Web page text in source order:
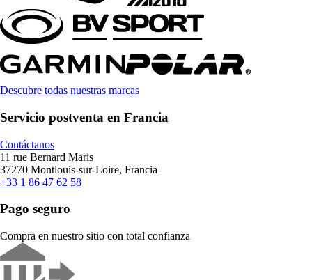
Descubre todas nuestras marcas
Servicio postventa en Francia
Contáctanos
11 rue Bernard Maris
37270 Montlouis-sur-Loire, Francia
+33 1 86 47 62 58
Pago seguro
Compra en nuestro sitio con total confianza